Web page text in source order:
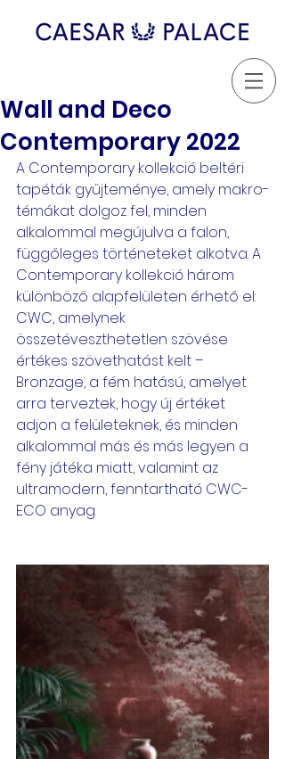
Wall and Deco
Contemporary 2022
A Contemporary kollekció beltéri
tapéták gyűjteménye, amely makro-
témákat dolgoz fel, minden
alkalommal megújulva a falon,
függőleges történeteket alkotva. A
Contemporary kollekció három
különböző alapfelületen érhető el:
CWC, amelynek
összetéveszthetetlen szövése
értékes szövethatást kelt –
Bronzage, a fém hatású, amelyet
arra terveztek, hogy új értéket
adjon a felületeknek, és minden
alkalommal más és más legyen a
fény játéka miatt, valamint az
ultramodern, fenntartható CWC-
ECO anyag.